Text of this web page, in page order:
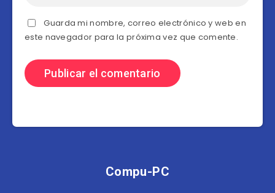
Guarda mi nombre, correo electrónico y web en
este navegador para la próxima vez que comente.
Compu-PC